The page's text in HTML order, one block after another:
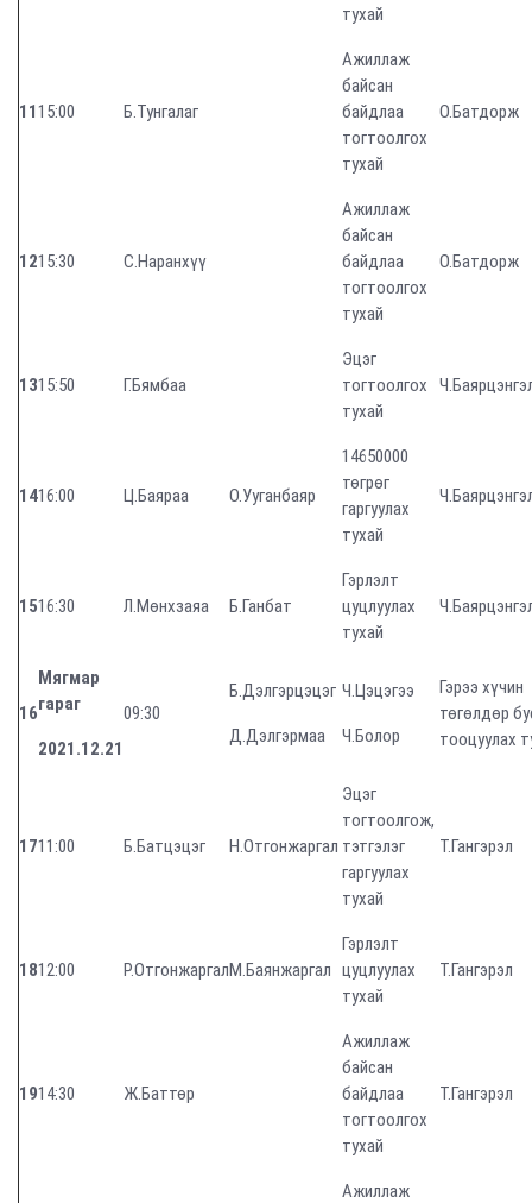
тухай
1115:00 Б.Тунгалаг
Ажиллаж
байсан
байдлаа
тогтоолгох
тухай
О.Батдорж
1215:30 С.Наранхүү
Ажиллаж
байсан
байдлаа
тогтоолгох
тухай
О.Батдорж
1315:50 Г.Бямбаа
Эцэг
тогтоолгох
тухай
1416:00 Ц.Баяраа О.Ууганбаяр
14650000
төгрөг
гаргуулах
тухай
1516:30 Л.Мөнхзаяа Б.Ганбат
Гэрлэлт
цуцлуулах
тухай
16
Мягмар
гараг
2021.12.21
09:30
Б.Дэлгэрцэцэг
Д.Дэлгэрмаа
Ч.Цэцэгээ
Ч.Болор
Гэрээ хүчин
төгөлдөр
тооцуулах
1711:00 Б.Батцэцэг Н.Отгонжаргал
Эцэг
тогтоолгож,
тэтгэлэг
гаргуулах
тухай
Т.Гангэрэл
1812:00 Р.ОтгонжаргалМ.Баянжаргал
Гэрлэлт
цуцлуулах
тухай
Т.Гангэрэл
1914:30 Ж.Баттөр
Ажиллаж
байсан
байдлаа
тогтоолгох
тухай
Т.Гангэрэл
Ажиллаж